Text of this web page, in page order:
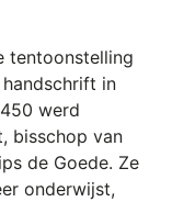
tentoonstelling
in
werd
bisschop van
de Goede. Ze
onderwijst,